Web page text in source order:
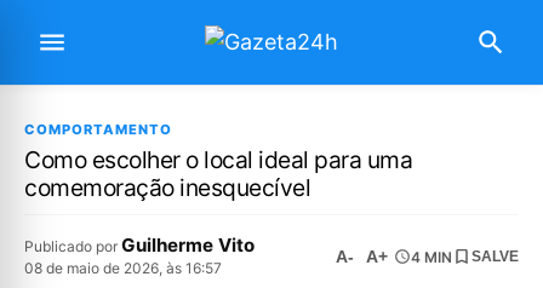
COMPORTAMENTO
Como escolher o local ideal para uma
comemoração inesquecível
Publicado por Guilherme Vito
08 de maio de 2026, às 16:57
A- A+ 4 MIN SALVE